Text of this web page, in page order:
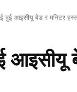
दुई आइसीयू बेड र मनिटर
आइसीयू